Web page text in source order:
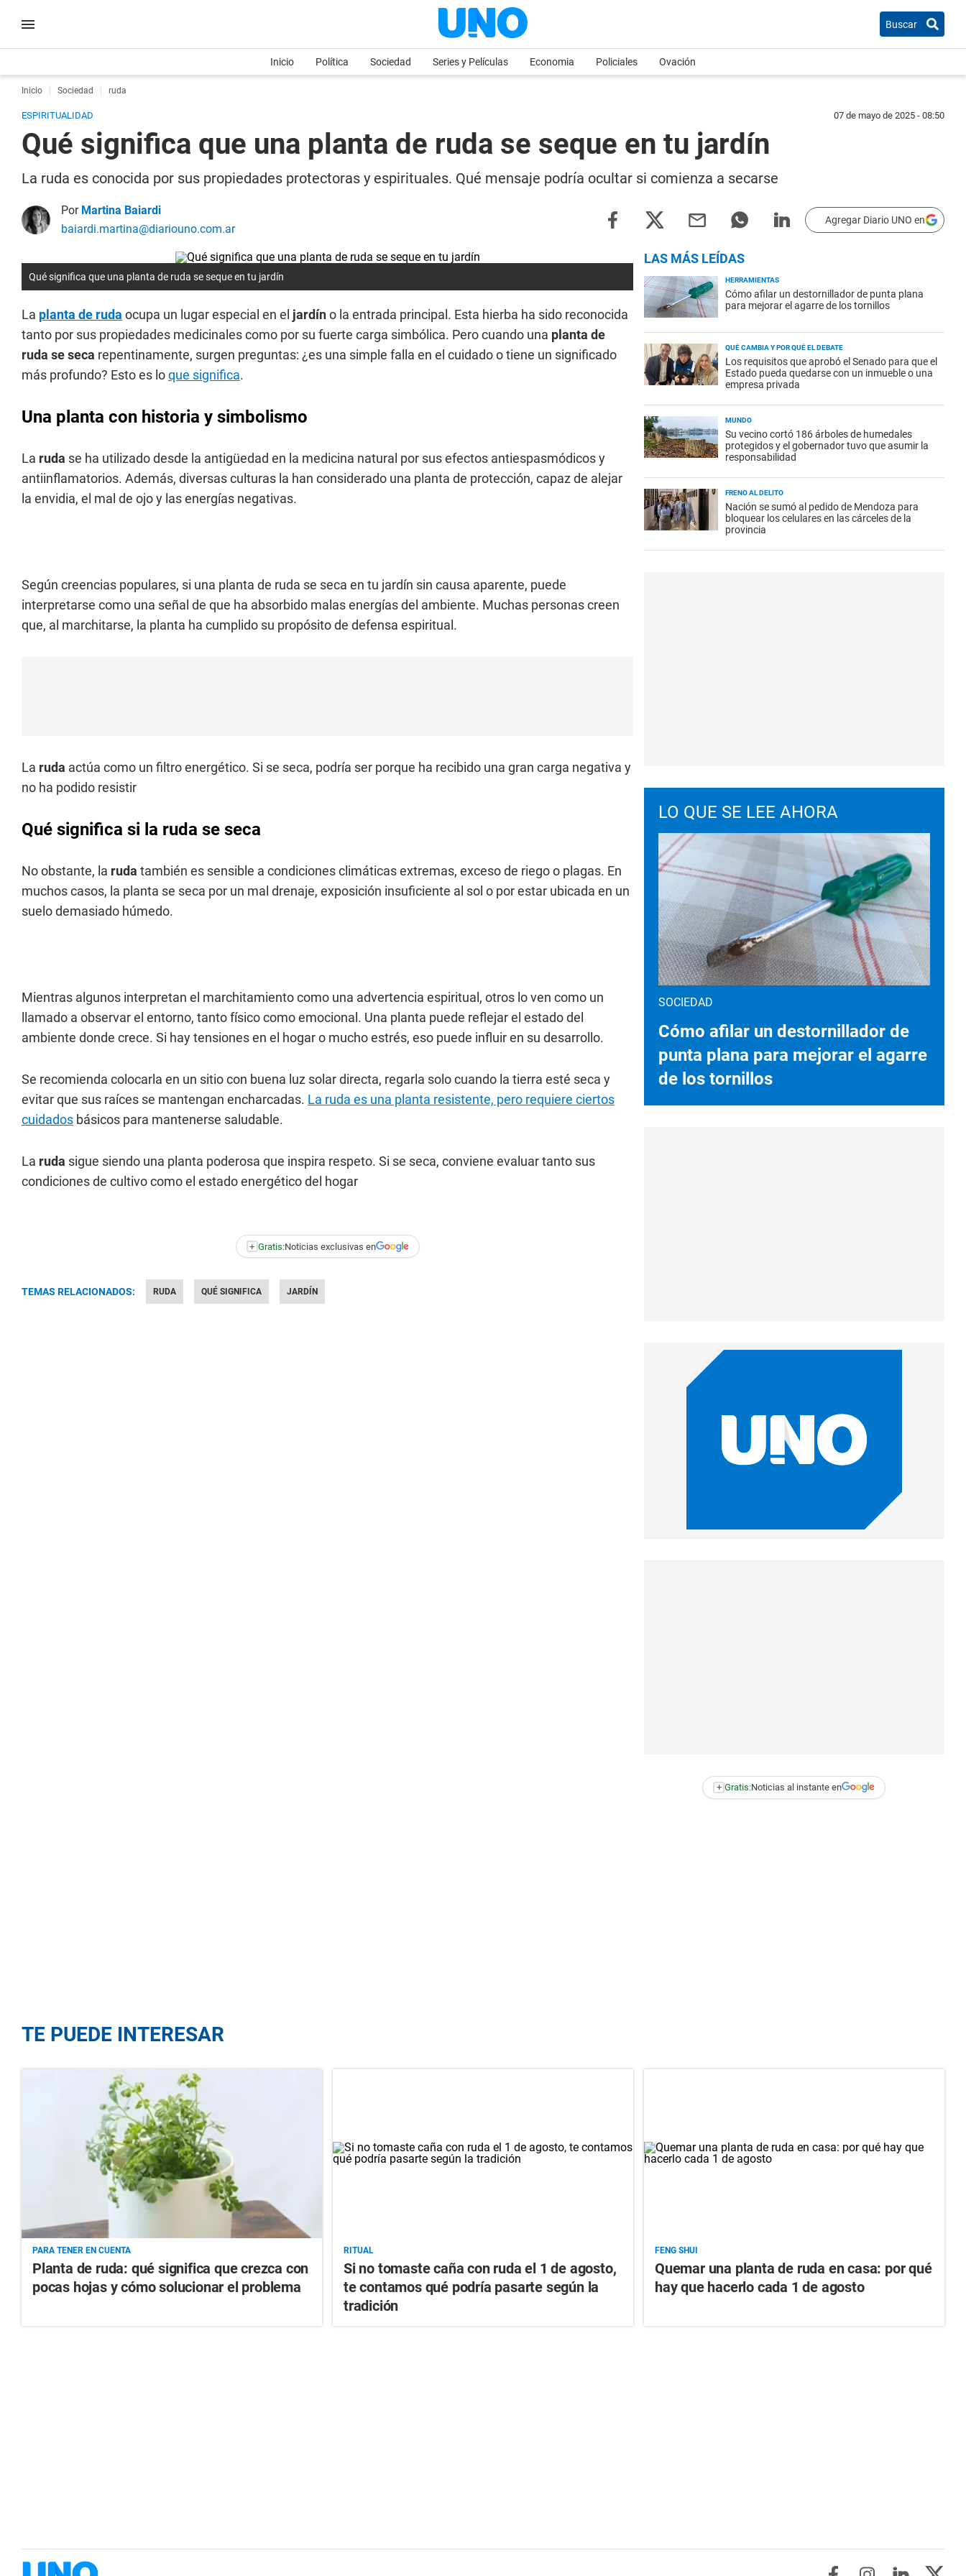
Buscar
Inicio Política Sociedad Series y Películas Economia Policiales Ovación
Inicio Sociedad ruda
ESPIRITUALIDAD 07 de mayo de 2025 - 08:50
Qué significa que una planta de ruda se seque en tu jardín
La ruda es conocida por sus propiedades protectoras y espirituales. Qué mensaje podría ocultar si comienza a secarse
Por Martina Baiardi
baiardi.martina@diariouno.com.ar
Agregar Diario UNO en
Qué significa que una planta de ruda se seque en tu jardín
La planta de ruda ocupa un lugar especial en el jardíno la entrada principal. Esta hierba ha sido reconocida
tanto por sus propiedades medicinales como por su fuerte carga simbólica. Pero cuando una planta de
ruda se seca repentinamente, surgen preguntas: ¿es una simple falla en el cuidado o tiene un significado
más profundo? Esto es loque significa.
Una planta con historia y simbolismo
La ruda se ha utilizado desde la antigüedad en la medicina natural por sus efectos antiespasmódicos y
antiinflamatorios. Además, diversas culturas la han considerado una planta de protección, capaz de alejar
la envidia, el mal de ojo y las energías negativas.
Según creencias populares, si una planta de ruda se seca en tu jardín sin causa aparente, puede
interpretarse como una señal de que ha absorbido malas energías del ambiente. Muchas personas creen
que, al marchitarse, la planta ha cumplido su propósito de defensa espiritual.
La ruda actúa como un filtro energético. Si se seca, podría ser porque ha recibido una gran carga negativa y
no ha podido resistir
Qué significa si la ruda se seca
No obstante, la ruda también es sensible a condiciones climáticas extremas, exceso de riego o plagas. En
muchos casos, la planta se seca por un mal drenaje, exposición insuficiente al sol o por estar ubicada en un
suelo demasiado húmedo.
Mientras algunos interpretan el marchitamiento como una advertencia espiritual, otros lo ven como un
llamado a observar el entorno, tanto físico como emocional. Una planta puede reflejar el estado del
ambiente donde crece. Si hay tensiones en el hogar o mucho estrés, eso puede influir en su desarrollo.
Se recomienda colocarla en un sitio con buena luz solar directa, regarla solo cuando la tierra esté seca y
evitar que sus raíces se mantengan encharcadas. La ruda es una planta resistente, pero requiere ciertos
cuidados básicos para mantenerse saludable.
La ruda sigue siendo una planta poderosa que inspira respeto. Si se seca, conviene evaluar tanto sus
condiciones de cultivo como el estado energético del hogar
+ Gratis:Noticias exclusivas en
TEMAS RELACIONADOS: RUDA QUÉ SIGNIFICA JARDÍN
LAS MÁS LEÍDAS
HERRAMIENTAS
Cómo afilar un destornillador de punta plana
para mejorar el agarre de los tornillos
QUÉ CAMBIA Y POR QUÉ EL DEBATE
Los requisitos que aprobó el Senado para que el
Estado pueda quedarse con un inmueble o una
empresa privada
MUNDO
Su vecino cortó 186 árboles de humedales
protegidos y el gobernador tuvo que asumir la
responsabilidad
FRENO AL DELITO
Nación se sumó al pedido de Mendoza para
bloquear los celulares en las cárceles de la
provincia
LO QUE SE LEE AHORA
SOCIEDAD
Cómo afilar un destornillador de
punta plana para mejorar el agarre
de los tornillos
+ Gratis:Noticias al instante en
TE PUEDE INTERESAR
PARA TENER EN CUENTA
Planta de ruda: qué significa que crezca con
pocas hojas y cómo solucionar el problema
RITUAL
Si no tomaste caña con ruda el 1 de agosto,
te contamos qué podría pasarte según la
tradición
FENG SHUI
Quemar una planta de ruda en casa: por qué
hay que hacerlo cada 1 de agosto